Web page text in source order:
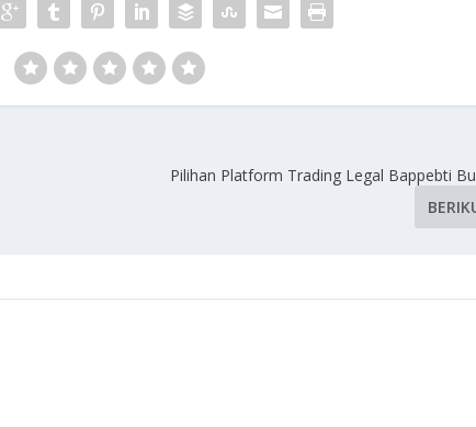
Pilihan Platform Trading Legal Bappebti